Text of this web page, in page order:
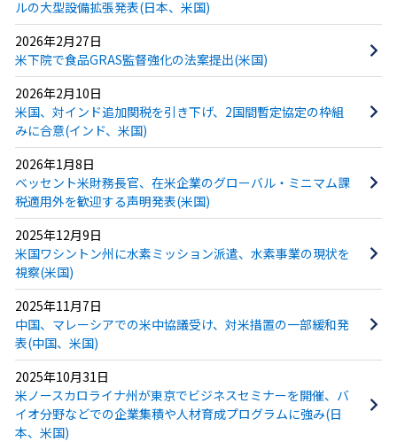
ルの大型設備拡張発表(日本、米国)
2026年2月27日
米下院で食品GRAS監督強化の法案提出(米国)
2026年2月10日
米国、対インド追加関税を引き下げ、2国間暫定協定の枠組
みに合意(インド、米国)
2026年1月8日
ベッセント米財務長官、在米企業のグローバル・ミニマム課
税適用外を歓迎する声明発表(米国)
2025年12月9日
米国ワシントン州に水素ミッション派遣、水素事業の現状を
視察(米国)
2025年11月7日
中国、マレーシアでの米中協議受け、対米措置の一部緩和発
表(中国、米国)
2025年10月31日
米ノースカロライナ州が東京でビジネスセミナーを開催、バ
イオ分野などでの企業集積や人材育成プログラムに強み(日
本、米国)